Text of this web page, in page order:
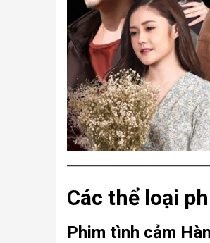
Các thể loại
Phim tình cảm